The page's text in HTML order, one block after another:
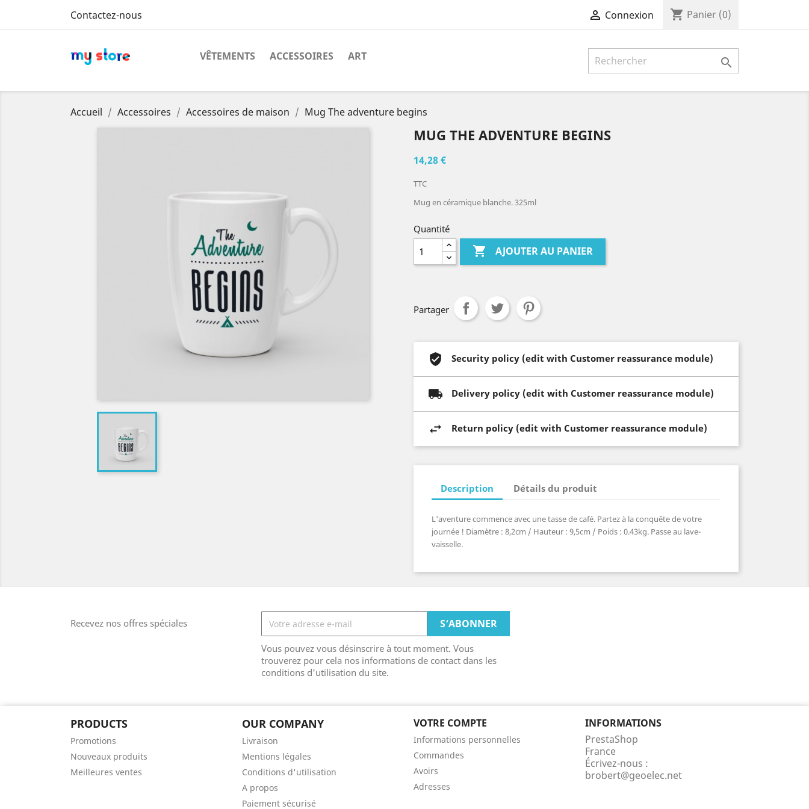
Contactez-nous  Connexion shopping_cart Panier (0)
VÊTEMENTS ACCESSOIRES ART 
Accueil Accessoires Accessoires de maison Mug The adventure begins
MUG THE ADVENTURE BEGINS
14,28 €
TTC
Mug en céramique blanche. 325ml
Quantité
 AJOUTER AU PANIER
Partager
Security policy (edit with Customer reassurance module)
Delivery policy (edit with Customer reassurance module)
Return policy (edit with Customer reassurance module)
Description Détails du produit
L'aventure commence avec une tasse de café. Partez à la conquête de votre
journée ! Diamètre : 8,2cm / Hauteur : 9,5cm / Poids : 0.43kg. Passe au lave-
vaisselle.
Recevez nos offres spéciales
Vous pouvez vous désinscrire à tout moment. Vous
trouverez pour cela nos informations de contact dans les
conditions d'utilisation du site.
PRODUCTS
Promotions
Nouveaux produits
Meilleures ventes
OUR COMPANY
Livraison
Mentions légales
Conditions d'utilisation
A propos
Paiement sécurisé
VOTRE COMPTE
Informations personnelles
Commandes
Avoirs
Adresses
INFORMATIONS
PrestaShop
France
Écrivez-nous :
brobert@geoelec.net